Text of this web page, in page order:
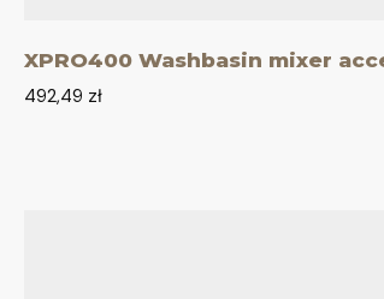
XPRO400 Washbasin mixer
492,49 zł